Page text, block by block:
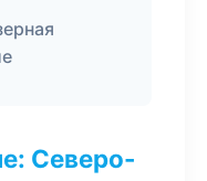
Северо-